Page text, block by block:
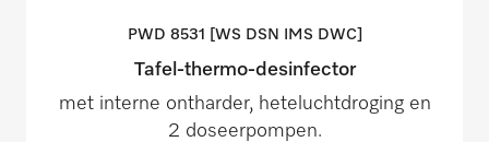
PWD 8531 [WS DSN IMS DWC]
Tafel-thermo-desinfector
met interne ontharder, heteluchtdroging en
2 doseerpompen.